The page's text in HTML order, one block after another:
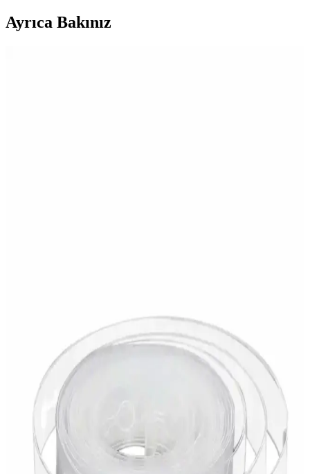
Ayrıca Bakınız
sorunları olsa da, görsel etkisiyle temalı etkinliklerde öne çıkıyor.
Partifabrik Rose Gold Kalpli Stand Balon ile Şık ve
Eğlenceli Etkinlik Dekorasyonu
Partifabrik'in Rose Gold Kalpli Stand Balon seti, şık tasarımı ve
dayanıklı malzemeleriyle etkinliklerinize zarafet katıyor. Kurulumu
dikkat gerektirse de, uzun ömürlü ve görsel açıdan etkileyici bir
dekorasyon sağlar.
Patla Gitti 5 Beş Rakam Gümüş Folyo Balon 34 inç
Modern ve Şık Dekorasyon Aracı